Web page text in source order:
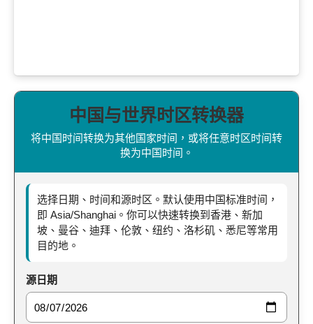
中国与世界时区转换器
将中国时间转换为其他国家时间，或将任意时区时间转
换为中国时间。
选择日期、时间和源时区。默认使用中国标准时间，
即 Asia/Shanghai。你可以快速转换到香港、新加
坡、曼谷、迪拜、伦敦、纽约、洛杉矶、悉尼等常用
目的地。
源日期